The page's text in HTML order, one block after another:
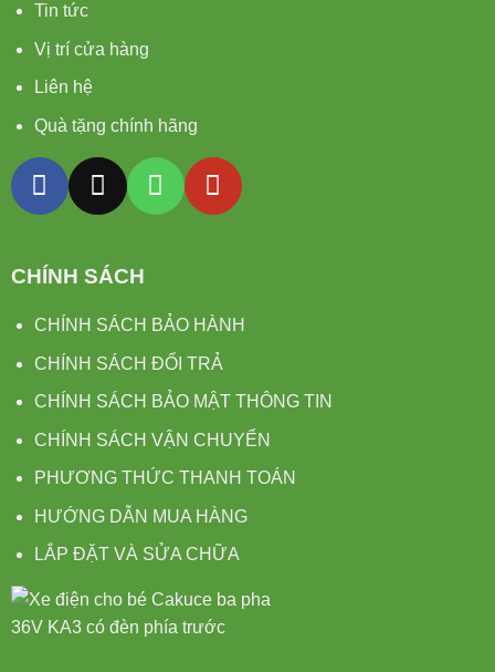
Tin tức
Vị trí cửa hàng
Liên hệ
Quà tặng chính hãng
CHÍNH SÁCH
CHÍNH SÁCH BẢO HÀNH
CHÍNH SÁCH ĐỔI TRẢ
CHÍNH SÁCH BẢO MẬT THÔNG TIN
CHÍNH SÁCH VẬN CHUYỂN
PHƯƠNG THỨC THANH TOÁN
HƯỚNG DẪN MUA HÀNG
LẮP ĐẶT VÀ SỬA CHỮA